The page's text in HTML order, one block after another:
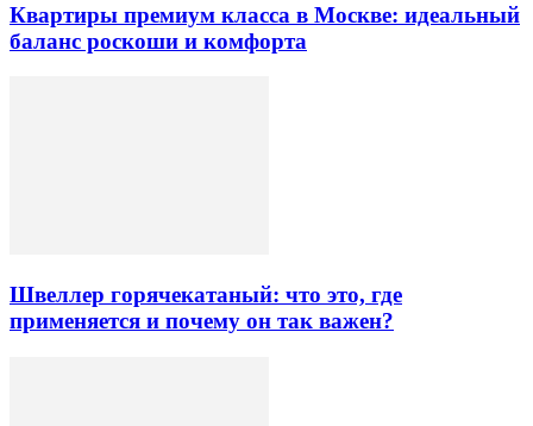
Квартиры премиум класса в Москве: идеальный
баланс роскоши и комфорта
Швеллер горячекатаный: что это, где
применяется и почему он так важен?